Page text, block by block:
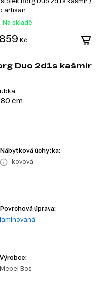
artisan
Na skladě
Kč
Duo 2d1s kašmír
cm
Nábytková úchytka:
kovová
Povrchová úprava:
laminovaná
Výrobce:
Mebel Bos